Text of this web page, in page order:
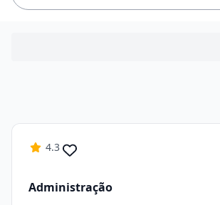
4.3
Administração